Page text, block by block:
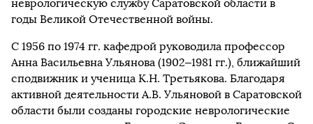
неврологическую службу Саратовской области в
годы Великой Отечественной войны.
С 1956 по 1974 гг. кафедрой руководила профессор
Анна Васильевна Ульянова (1902–1981 гг.), ближайший
сподвижник и ученица К.Н. Третьякова. Благодаря
активной деятельности А.В. Ульяновой в Саратовской
области были созданы городские неврологические